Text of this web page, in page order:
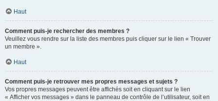
Haut
Comment puis-je rechercher des membres ?
Veuillez vous rendre sur la liste des membres puis cliquer sur le lien « Trouver
un membre ».
Haut
Comment puis-je retrouver mes propres messages et sujets ?
Vos propres messages peuvent être affichés soit en cliquant sur le lien
« Afficher vos messages » dans le panneau de contrôle de l’utilisateur, soit en